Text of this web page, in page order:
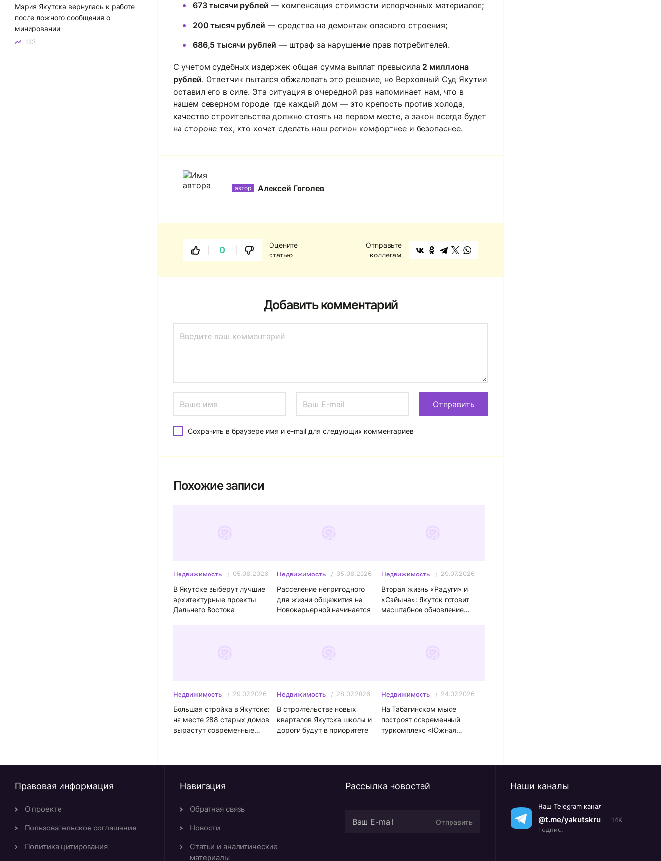
673 тысячи рублей — компенсация стоимости испорченных материалов;
200 тысяч рублей — средства на демонтаж опасного строения;
686,5 тысячи рублей — штраф за нарушение прав потребителей.
С учетом судебных издержек общая сумма выплат превысила 2 миллиона
рублей. Ответчик пытался обжаловать это решение, но Верховный Суд Якутии
оставил его в силе. Эта ситуация в очередной раз напоминает нам, что в
нашем северном городе, где каждый дом — это крепость против холода,
качество строительства должно стоять на первом месте, а закон всегда будет
на стороне тех, кто хочет сделать наш регион комфортнее и безопаснее.
автор Алексей Гоголев
Оцените
статью
0
Отправьте
коллегам
Добавить комментарий
Сохранить в браузере имя и e-mail для следующих комментариев
Похожие записи
Недвижимость 05.08.2026
В Якутске выберут лучшие
архитектурные проекты
Дальнего Востока
Недвижимость 05.08.2026
Расселение непригодного
для жизни общежития на
Новокарьерной начинается
Недвижимость 29.07.2026
Вторая жизнь «Радуги» и
«Сайына»: Якутск готовит
масштабное обновление
Недвижимость 29.07.2026
Большая стройка в Якутске:
на месте 288 старых домов
вырастут современные
Недвижимость 28.07.2026
В строительстве новых
кварталов Якутска школы и
дороги будут в приоритете
Недвижимость 24.07.2026
На Табагинском мысе
построят современный
туркомплекс «Южная
Мэрия Якутска вернулась к работе
после ложного сообщения о
минировании
133
Правовая информация
О проекте
Пользовательское соглашение
Политика цитирования
Навигация
Обратная связь
Новости
Статьи и аналитические
материалы
Наши каналы
Наш Telegram канал
@t.me/yakutskru
14K
подпис.
Рассылка новостей
Отправить